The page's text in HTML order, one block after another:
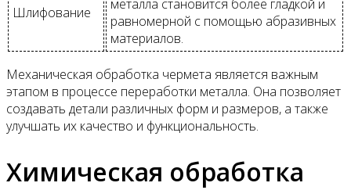
Шлифование
металла становится более гладкой и
равномерной с помощью абразивных
материалов.
Механическая обработка чермета является важным
этапом в процессе переработки металла. Она позволяет
создавать детали различных форм и размеров, а также
улучшать их качество и функциональность.
Химическая обработка